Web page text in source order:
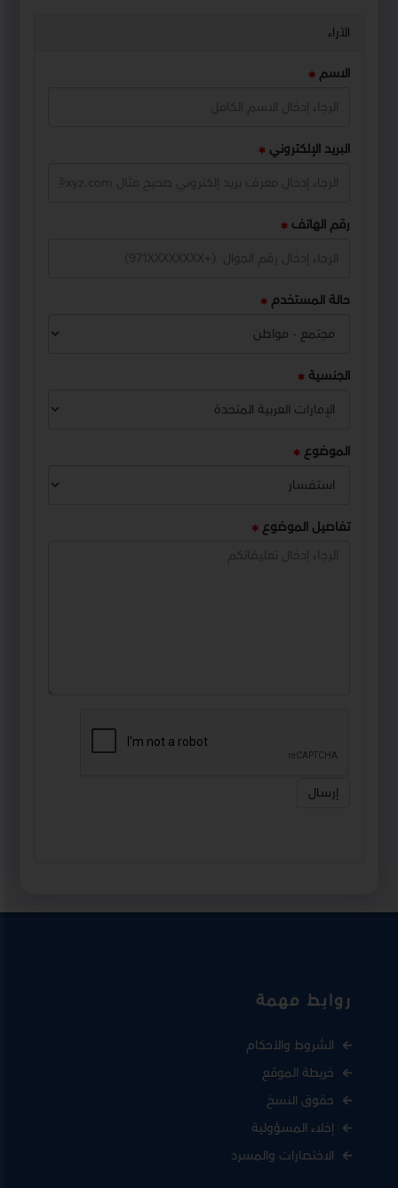
الآراء
الاسم
البريد الإلكتروني
رقم الهاتف
حالة المستخدم
الجنسية
الموضوع
تفاصيل الموضوع
إرسال
روابط مهمة
الشروط والأحكام
خريطة الموقع
حقوق النسخ
إخلاء المسؤولية
الاختصارات والمسرد